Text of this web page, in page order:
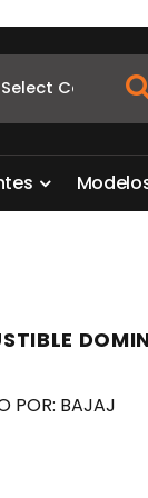
tes Modelo
POR: BAJAJ